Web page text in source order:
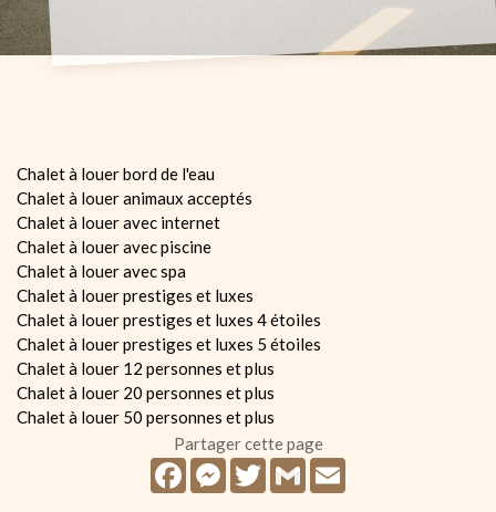
Chalet à louer bord de l'eau
Chalet à louer animaux acceptés
Chalet à louer avec internet
Chalet à louer avec piscine
Chalet à louer avec spa
Chalet à louer prestiges et luxes
Chalet à louer prestiges et luxes 4 étoiles
Chalet à louer prestiges et luxes 5 étoiles
Chalet à louer 12 personnes et plus
Chalet à louer 20 personnes et plus
Chalet à louer 50 personnes et plus
Partager cette page
FacebookMessenger
TwitterGmail